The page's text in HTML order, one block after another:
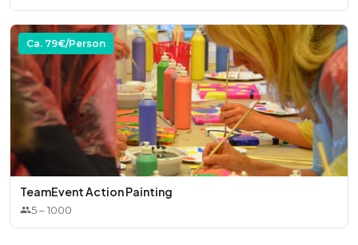
Ca. 79€/Person
TeamEvent Action Painting
5–1000